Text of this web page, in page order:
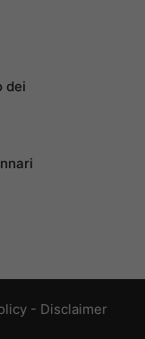
dei
- Disclaimer